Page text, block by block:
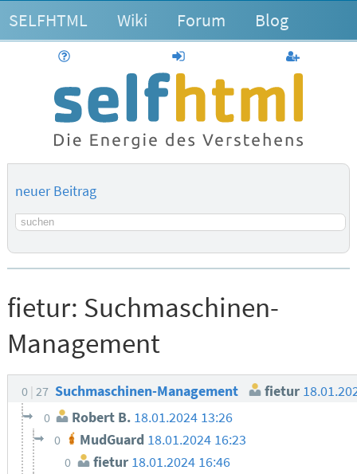
SELFHTML Wiki Forum Blog
anmelden
neuer Beitrag
Suchbegriff
fietur: Suchmaschinen-
Management
0 27 Suchmaschinen-Management fietur
0 Robert B. 18.01.2024 13:26
0 MudGuard 18.01.2024 16:23
0 fietur 18.01.2024 16:46